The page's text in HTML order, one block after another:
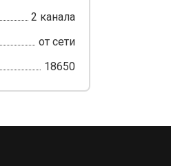
2 канала
от сети
18650